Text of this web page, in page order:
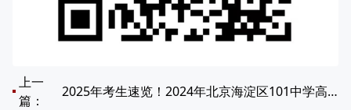
上一
篇：
2025年考生速览！2024年北京海淀区101中学高考喜报！